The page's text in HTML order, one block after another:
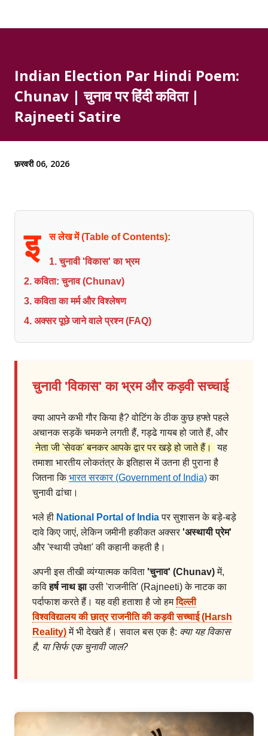
Indian Election Par Hindi Poem:
Chunav | चुनाव पर हिंदी कविता |
Rajneeti Satire
फ़रवरी 06, 2026
इ स लेख में (Table of Contents):
1. चुनावी 'विकास' का भ्रम
2. कविता: चुनाव (Chunav)
3. कविता का मर्म और विश्लेषण
4. अक्सर पूछे जाने वाले प्रश्न (FAQ)
चुनावी 'विकास' का भ्रम और कड़वी सच्चाई
क्या आपने कभी गौर किया है? वोटिंग के ठीक कुछ हफ्ते पहले
अचानक सड़कें चमकने लगती हैं, गड्ढे गायब हो जाते हैं, और
नेता जी 'सेवक' बनकर आपके द्वार पर खड़े हो जाते हैं।
यह
तमाशा भारतीय लोकतंत्र के इतिहास में उतना ही पुराना है
जितना किभारत सरकार (Government of India)का
चुनावी ढांचा।
भले ही National Portal of Indiaपर सुशासन के बड़े-बड़े
दावे किए जाएं, लेकिन जमीनी हकीकत अक्सर 'अस्थायी प्रेम'
और 'स्थायी उपेक्षा' की कहानी कहती है।
अपनी इस तीखी व्यंग्यात्मक कविता 'चुनाव' (Chunav)में,
कविहर्ष नाथ झाउसी 'राजनीति' (Rajneeti) के नाटक का
पर्दाफाश करते हैं। यह वही हताशा है जो हमदिल्ली
विश्वविद्यालय की छात्र राजनीति की कड़वी सच्चाई (Harsh
Reality)में भी देखते हैं। सवाल बस एक है: क्या यह विकास
है, या सिर्फ एक चुनावी जाल?